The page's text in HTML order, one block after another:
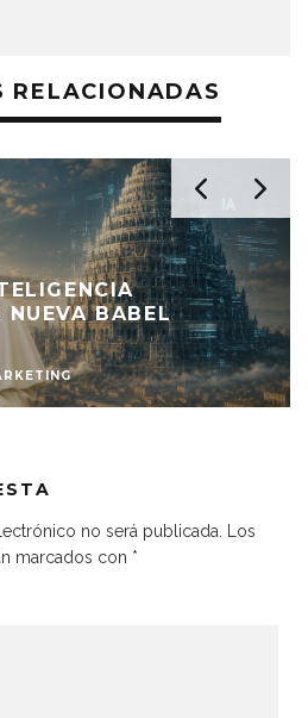
RELACIONADAS
BABEL
no será publicada. Los
marcados con *